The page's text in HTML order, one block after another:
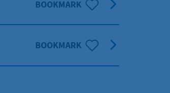
BOOKMARK
BOOKMARK